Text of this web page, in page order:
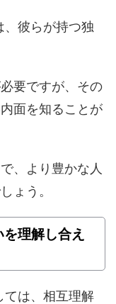
、彼らが持つ独
要ですが、その
面を知ることが
、より豊かな人
ょう。
理解し合え
ては、相互理解